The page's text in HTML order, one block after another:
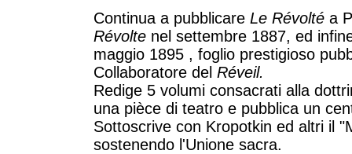
Continua a pubblicare Le Révolté a
Révolte nel settembre 1887, ed
maggio 1895 , foglio prestigioso
Collaboratore del Réveil.
Redige 5 volumi consacrati alla
una pièce di teatro e pubblica un
Sottoscrive con Kropotkin ed altri il
sostenendo l'Unione sacra.